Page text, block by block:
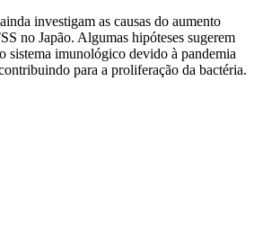
investigam as causas do aumento
no Japão. Algumas hipóteses sugerem
sistema imunológico devido à pandemia
para a proliferação da bactéria.